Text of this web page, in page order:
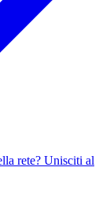
rete? Unisciti al